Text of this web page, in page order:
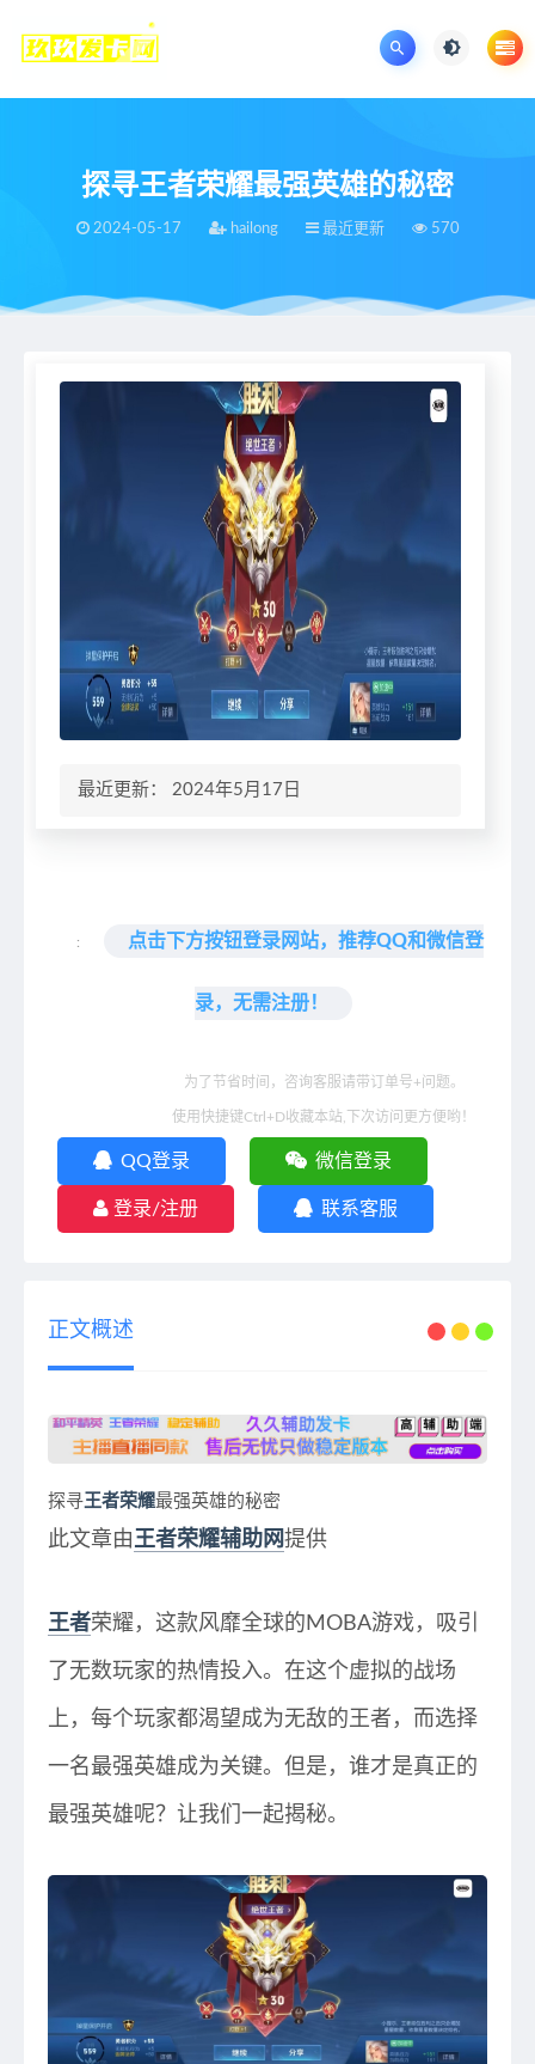
探寻王者荣耀最强英雄的秘密
2024-05-17 hailong 最近更新 570
当前位置：王者荣耀辅助网 最近更新 >探寻王者荣耀最强英雄的秘密
最近更新： 2024年5月17日
: 点击下方按钮登录网站，推荐QQ和微信登
录，无需注册！
为了节省时间，咨询客服请带订单号+问题。
使用快捷键Ctrl+D收藏本站,下次访问更方便哟！
QQ登录 微信登录
登录/注册 联系客服
正文概述
探寻王者荣耀最强英雄的秘密
此文章由 王者荣耀辅助网提供
王者荣耀，这款风靡全球的MOBA游戏，吸引
了无数玩家的热情投入。在这个虚拟的战场
上，每个玩家都渴望成为无敌的王者，而选择
一名最强英雄成为关键。但是，谁才是真正的
最强英雄呢？让我们一起揭秘。